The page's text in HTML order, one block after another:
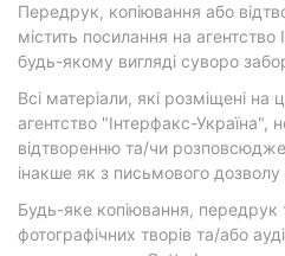
Передрук, копіювання або
містить посилання на агентство
будь-якому вигляді суворо
Всі матеріали, які розміщені
агентство "Інтерфакс-Україна",
відтворенню та/чи
інакше як з письмового дозволу
Будь-яке копіювання, передрук
фотографічних творів та/або